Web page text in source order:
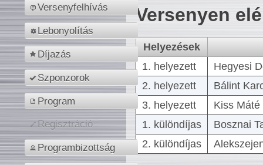
Versenyfelhívás
Lebonyolítás
Díjazás
Szponzorok
Program
Regisztráció
Programbizottság
Versenyen
Helyezések
1. helyezett
Hegyesi
2. helyezett
Bálint
3. helyezett
Kiss
1. különdíjas
Bosznai
2. különdíjas